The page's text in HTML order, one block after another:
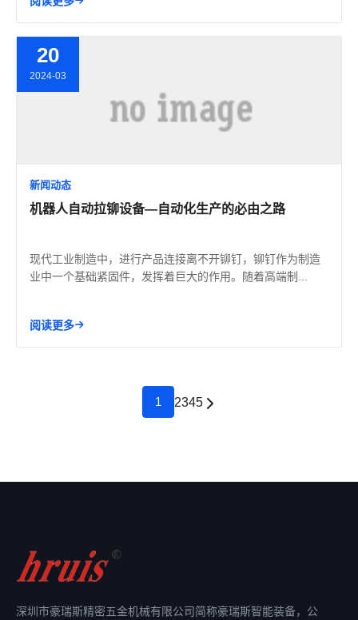
20
2024-03
新闻动态
机器人自动拉铆设备—自动化生产的必由之路
现代工业制造中，进行产品连接离不开铆钉，铆钉作为制造
业中一个基础紧固件，发挥着巨大的作用。随着高端制...
阅读更多
1 2345
深圳市豪瑞斯精密五金机械有限公司简称豪瑞斯智能装备，公